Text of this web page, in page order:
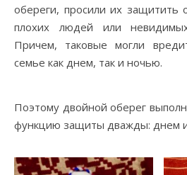
обереги, просили их защитить
плохих людей или
Причем, таковые могли
семье как днем, так и ночью.
Поэтому двойной оберег
функцию защиты дважды: днем